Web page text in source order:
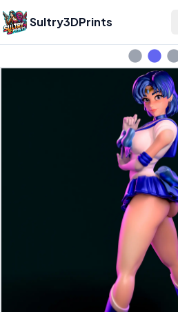
Sultry3DPrints